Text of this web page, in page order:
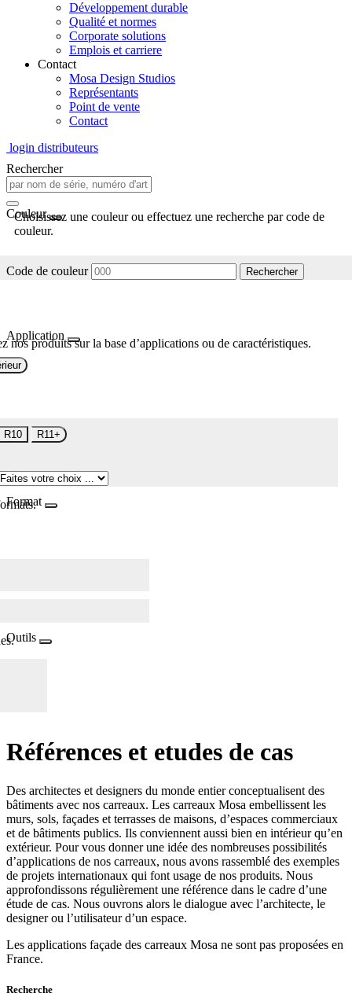
Développement durable
Qualité et normes
Corporate solutions
Emplois et carriere
Contact
Mosa Design Studios
Représentants
Point de vente
Contact
login distributeurs
Rechercher
Couleur
Choisissez une couleur ou effectuez une recherche par code de
couleur.
Code de couleur Rechercher
Application
nos produits sur la base d’applications ou de caractéristiques.
R10 R11+
Format
Outils
Références et etudes de cas
Des architectes et designers du monde entier conceptualisent des
bâtiments avec nos carreaux. Les carreaux Mosa embellissent les
murs, sols, façades et terrasses de maisons, d’espaces commerciaux
et de bâtiments publics. Ils conviennent aussi bien en intérieur qu’en
extérieur. Pour vous donner une idée des nombreuses possibilités
d’applications de nos carreaux, nous avons rassemblé des exemples
de projets internationaux qui font usage de nos produits. Nous
approfondissons régulièrement une référence dans le cadre d’une
étude de cas. Nous ouvrons alors le dialogue avec l’architecte, le
designer ou l’utilisateur d’un espace.
Les applications façade des carreaux Mosa ne sont pas proposées en
France.
...
Recherche